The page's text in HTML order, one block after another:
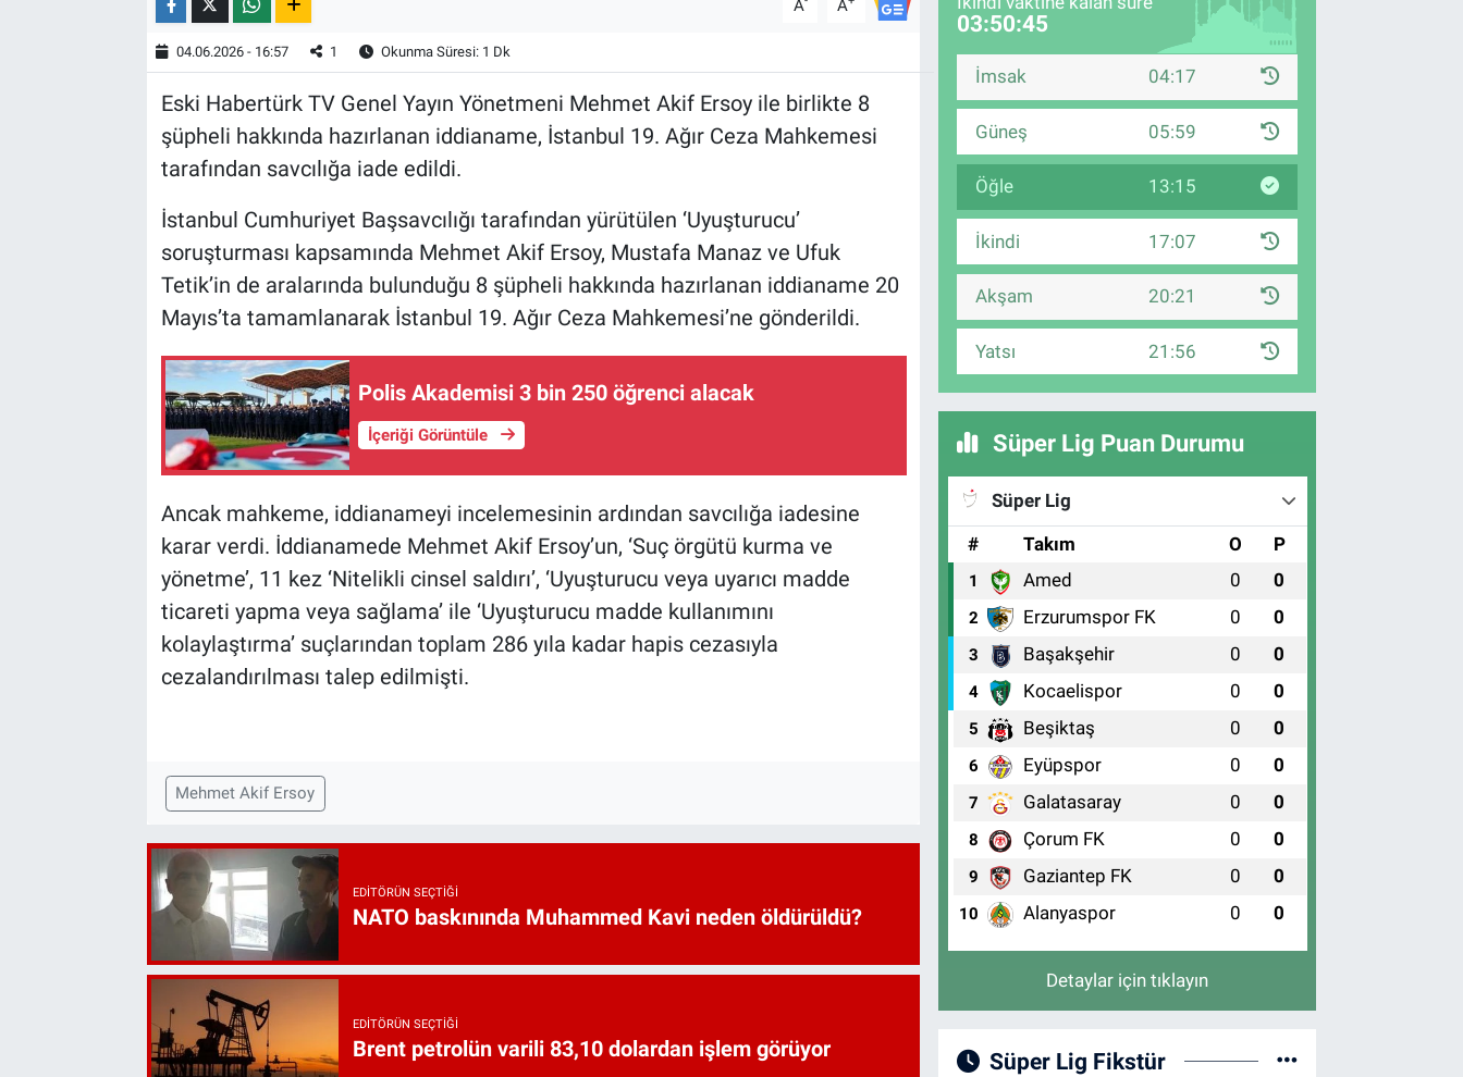
A A
04.06.2026 - 16:57 1 Okunma Süresi: 1 Dk
Eski Habertürk TV Genel Yayın Yönetmeni Mehmet Akif Ersoy ile birlikte 8
şüpheli hakkında hazırlanan iddianame, İstanbul 19. Ağır Ceza Mahkemesi
tarafından savcılığa iade edildi.
İstanbul Cumhuriyet Başsavcılığı tarafından yürütülen ‘Uyuşturucu’
soruşturması kapsamında Mehmet Akif Ersoy, Mustafa Manaz ve Ufuk
Tetik’in de aralarında bulunduğu 8 şüpheli hakkında hazırlanan iddianame 20
Mayıs’ta tamamlanarak İstanbul 19. Ağır Ceza Mahkemesi’ne gönderildi.
Polis Akademisi 3 bin 250 öğrenci alacak
İçeriği Görüntüle
Ancak mahkeme, iddianameyi incelemesinin ardından savcılığa iadesine
karar verdi. İddianamede Mehmet Akif Ersoy’un, ‘Suç örgütü kurma ve
yönetme’, 11 kez ‘Nitelikli cinsel saldırı’, ‘Uyuşturucu veya uyarıcı madde
ticareti yapma veya sağlama’ ile ‘Uyuşturucu madde kullanımını
kolaylaştırma’ suçlarından toplam 286 yıla kadar hapis cezasıyla
cezalandırılması talep edilmişti.
Mehmet Akif Ersoy
EDITÖRÜN SEÇTIĞI
NATO baskınında Muhammed Kavi neden öldürüldü?
EDITÖRÜN SEÇTIĞI
Brent petrolün varili 83,10 dolardan işlem görüyor
03:50:44
İmsak 04:17
Güneş 05:59
Öğle 13:15
İkindi 17:07
Akşam 20:21
Yatsı 21:56
Süper Lig Puan Durumu
Süper Lig
#
Takım O P
1 Amed 0 0
2 Erzurumspor FK 0 0
3 Başakşehir 0 0
4 Kocaelispor 0 0
5 Beşiktaş 0 0
6 Eyüpspor 0 0
7 Galatasaray 0 0
8 Çorum FK 0 0
9 Gaziantep FK 0 0
10 Alanyaspor 0 0
Detaylar için tıklayın
Süper Lig Fikstür